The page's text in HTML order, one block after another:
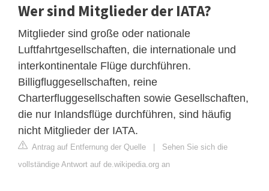
Wer sind Mitglieder der IATA?
Mitglieder sind große oder nationale
Luftfahrtgesellschaften, die internationale und
interkontinentale Flüge durchführen.
Billigfluggesellschaften, reine
Charterfluggesellschaften sowie Gesellschaften,
die nur Inlandsflüge durchführen, sind häufig
nicht Mitglieder der IATA.
Antrag auf Entfernung der Quelle | Sehen Sie sich die
vollständige Antwort auf de.wikipedia.org an